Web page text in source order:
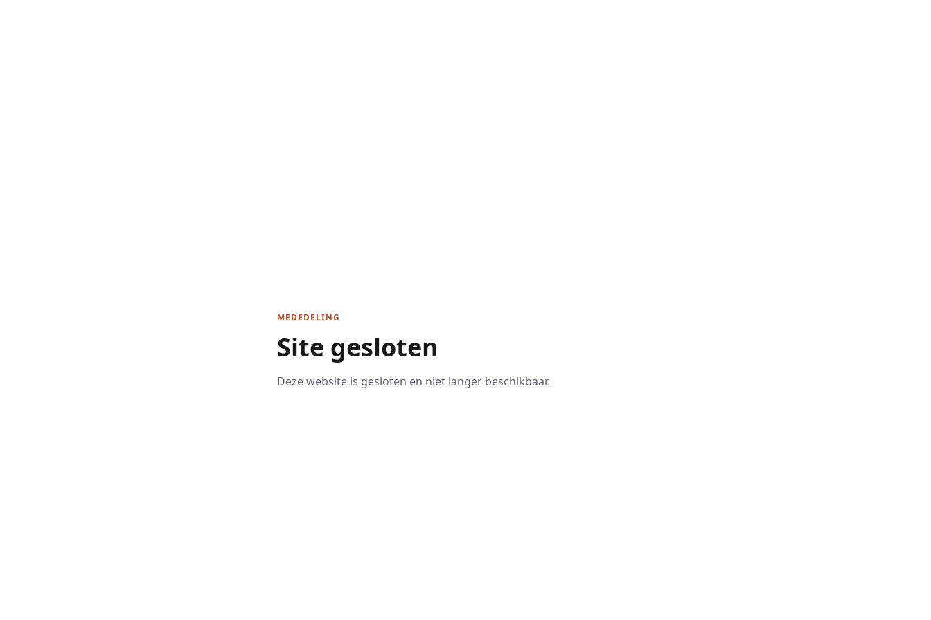
MEDEDELING
Site gesloten
Deze website is gesloten en niet langer beschikbaar.